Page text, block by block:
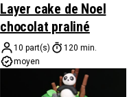
Layer cake de Noel
chocolat praliné
10 part(s)
120 min.
moyen